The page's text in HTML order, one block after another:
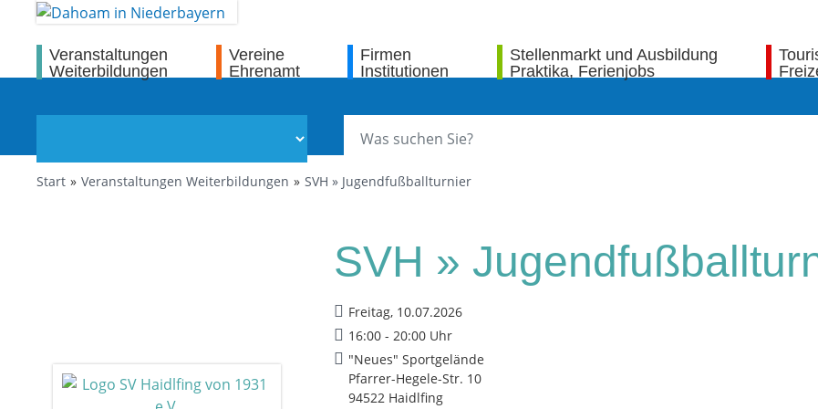
Veranstaltungen
Weiterbildungen
Vereine
Ehrenamt
Firmen
Institutionen
Stellenmarkt und Ausbildung
Praktika, Ferienjobs
Start Veranstaltungen Weiterbildungen SVH » Jugendfußballturnier
SVH »
Freitag, 10.07.2026
16:00 - 20:00 Uhr
"Neues" Sportgelände
Pfarrer-Hegele-Str. 10
94522 Haidlfing